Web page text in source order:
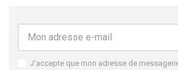
J'accepte que mon adresse de